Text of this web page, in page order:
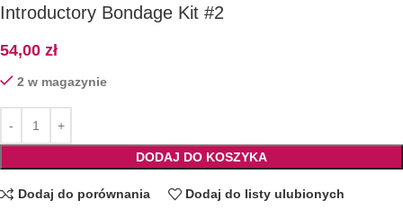
Introductory Bondage Kit #2
54,00 zł
2 w magazynie
DODAJ DO KOSZYKA
Dodaj do porównania Dodaj do listy ulubionych